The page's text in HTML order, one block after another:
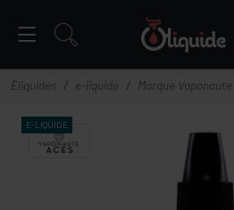
Eliquides e-liquide Marque Vaponaute
E-LIQUIDE